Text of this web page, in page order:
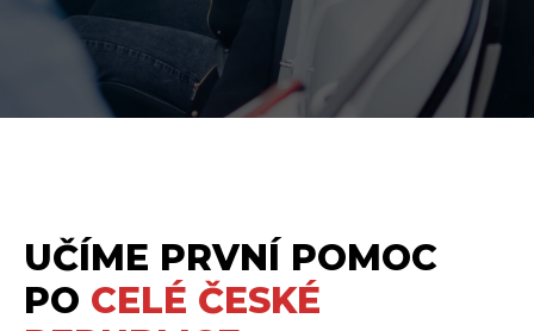
UČÍME PRVNÍ POMOC
PO CELÉ ČESKÉ